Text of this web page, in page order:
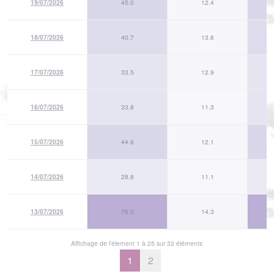
19/07/2026 45.0 12.4
18/07/2026 40.7 13.6
17/07/2026 33.5 12.9
16/07/2026 33.8 11.3
15/07/2026 44.6 12.1
14/07/2026 28.8 11.1
13/07/2026 76.0 14.3
Affichage de l'élement 1 à 25 sur 32 éléments
1 2